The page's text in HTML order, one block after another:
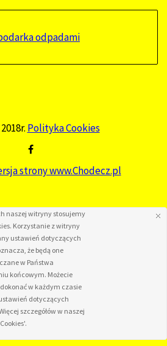
odpadami
Polityka Cookies
strony www.Chodecz.pl
naszej witryny stosujemy
Korzystanie z witryny
ustawień dotyczących
że będą one
w Państwa
końcowym. Możecie
w każdym czasie
dotyczących
szczegółów w naszej